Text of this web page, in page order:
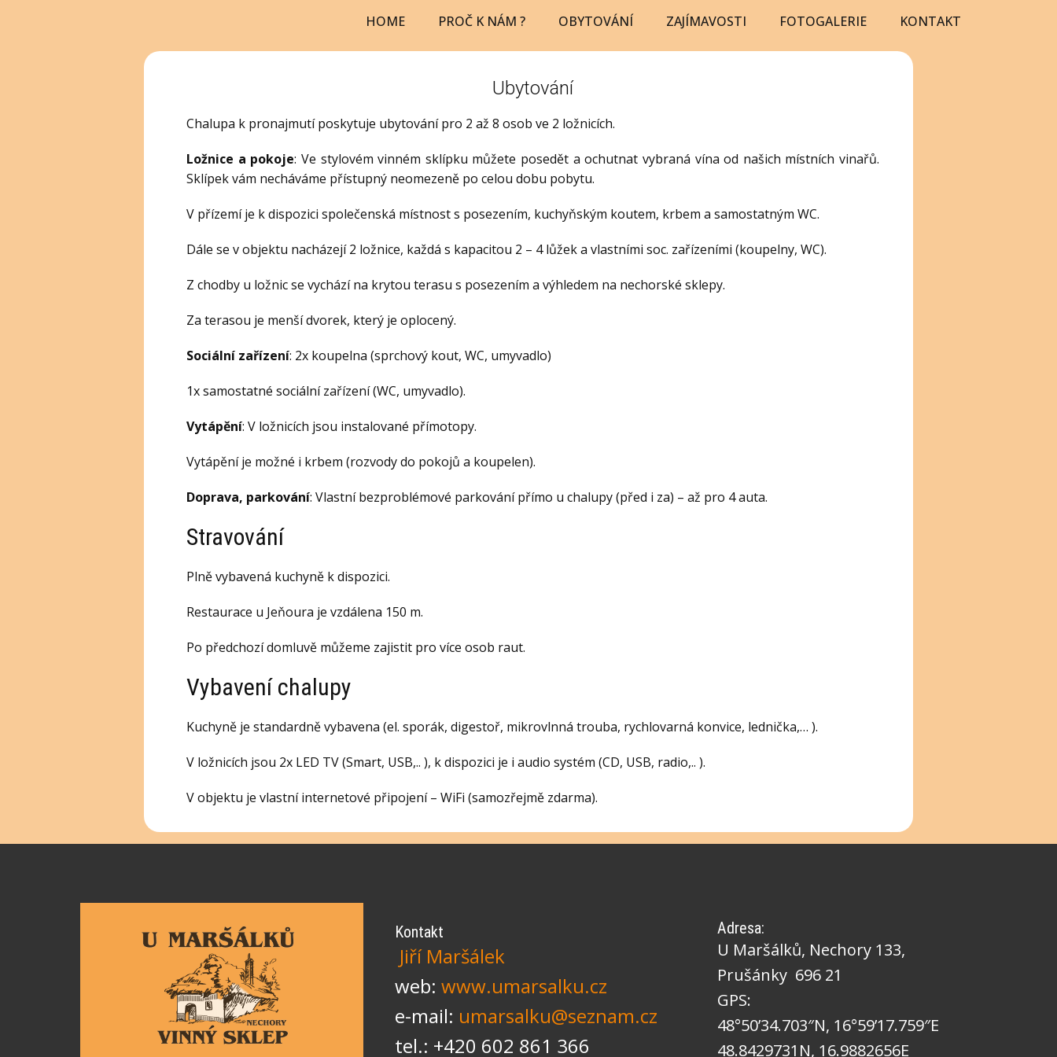
HOME PROČ K NÁM ? OBYTOVÁNÍ ZAJÍMAVOSTI FOTOGALERIE KONTAKT
Ubytování
Chalupa k pronajmutí poskytuje ubytování pro 2 až 8 osob ve 2 ložnicích.
Ložnice a pokoje: Ve stylovém vinném sklípku můžete posedět a ochutnat vybraná vína od našich místních vinařů.
Sklípek vám necháváme přístupný neomezeně po celou dobu pobytu.
V přízemí je k dispozici společenská místnost s posezením, kuchyňským koutem, krbem a samostatným WC.
Dále se v objektu nacházejí 2 ložnice, každá s kapacitou 2 – 4 lůžek a vlastními soc. zařízeními (koupelny, WC).
Z chodby u ložnic se vychází na krytou terasu s posezením a výhledem na nechorské sklepy.
Za terasou je menší dvorek, který je oplocený.
Sociální zařízení: 2x koupelna (sprchový kout, WC, umyvadlo)
1x samostatné sociální zařízení (WC, umyvadlo).
Vytápění: V ložnicích jsou instalované přímotopy.
Vytápění je možné i krbem (rozvody do pokojů a koupelen).
Doprava, parkování: Vlastní bezproblémové parkování přímo u chalupy (před i za) – až pro 4 auta.
Stravování
Plně vybavená kuchyně k dispozici.
Restaurace u Jeňoura je vzdálena 150 m.
Po předchozí domluvě můžeme zajistit pro více osob raut.
Vybavení chalupy
Kuchyně je standardně vybavena (el. sporák, digestoř, mikrovlnná trouba, rychlovarná konvice, lednička,… ).
V ložnicích jsou 2x LED TV (Smart, USB,.. ), k dispozici je i audio systém (CD, USB, radio,.. ).
V objektu je vlastní internetové připojení – WiFi (samozřejmě zdarma).
Kontakt
Jiří Maršálek
web: www.umarsalku.cz
e-mail: umarsalku@seznam.cz
tel.: +420 602 861 366
Adresa:
U Maršálků, Nechory 133,
Prušánky 696 21
GPS:
48°50’34.703″N, 16°59’17.759″E
48.8429731N, 16.9882656E